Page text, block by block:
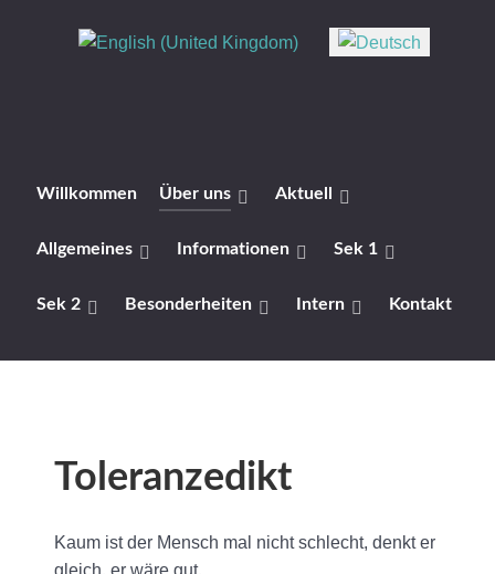
Sprache auswählen
Willkommen Über uns Aktuell
Allgemeines Informationen Sek 1
Sek 2 Besonderheiten Intern Kontakt
Toleranzedikt
Kaum ist der Mensch mal nicht schlecht, denkt er